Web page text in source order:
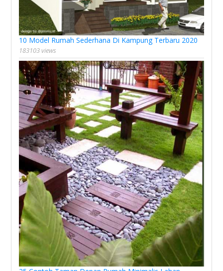
10 Model Rumah Sederhana Di Kampung Terbaru 2020
183103 views